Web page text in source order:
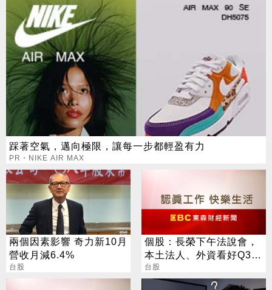
踩著空氣，邁向極限，讓每一步都輕盈有力
PR・NIKE AIR MAX
兩個因素影響 奇力新10月
營收月減6.4%
台股
個股：長榮下午法說會，
本土法人、外資看好Q3獲
利，美系外資喊「加碼」
台股